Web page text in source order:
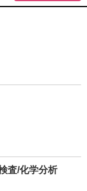
査/化学分析